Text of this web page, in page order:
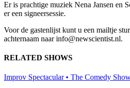
Er is prachtige muziek Nena Jansen en
er een signeersessie.
Voor de gastenlijst kunt u een mailtje
achternaam naarinfo@newscientist.nl.
RELATED SHOWS
Improv Spectacular • The Comedy